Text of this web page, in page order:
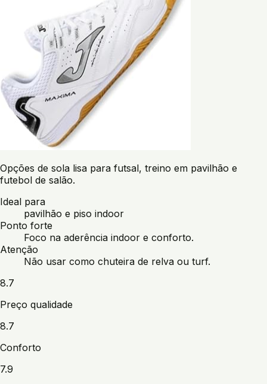
Opções de sola lisa para futsal, treino em pavilhão e
futebol de salão.
Ideal para
pavilhão e piso indoor
Ponto forte
Foco na aderência indoor e conforto.
Atenção
Não usar como chuteira de relva ou turf.
8.7
Preço qualidade
8.7
Conforto
7.9